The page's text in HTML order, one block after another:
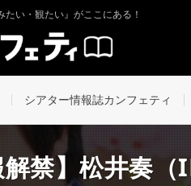
たい・観たい』がここにある！
シアター情報誌カンフェティ
解禁】松井奏